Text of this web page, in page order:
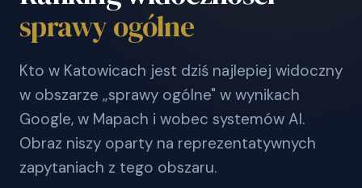
sprawy ogólne
Kto w Katowicach jest dziś najlepiej widoczny
w obszarze „sprawy ogólne" w wynikach
Google, w Mapach i wobec systemów AI.
Obraz niszy oparty na reprezentatywnych
zapytaniach z tego obszaru.